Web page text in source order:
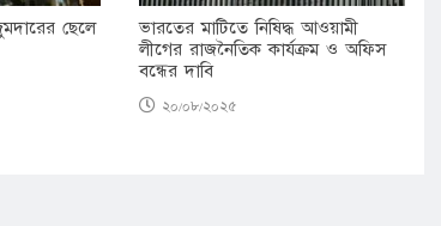
ছেলে
ভারতের মাটিতে নিষিদ্ধ আওয়ামী
লীগের রাজনৈতিক কার্যক্রম ও অফিস
বন্ধের দাবি
২০/০৮/২০২৫